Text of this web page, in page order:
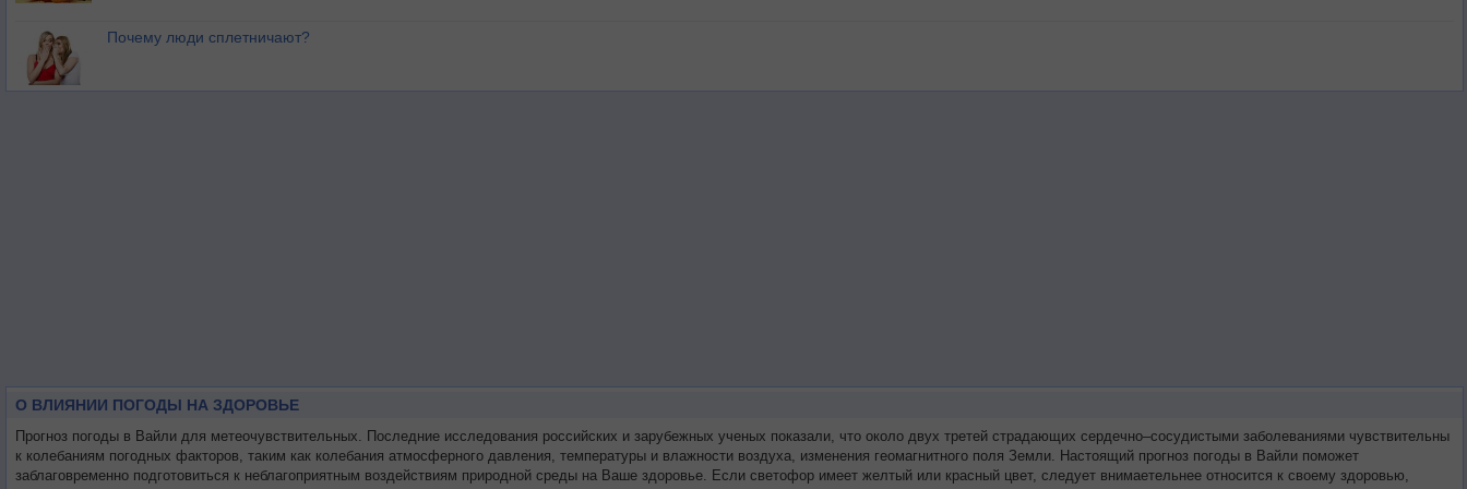
Почему люди сплетничают?
О ВЛИЯНИИ ПОГОДЫ НА ЗДОРОВЬЕ
Прогноз погоды в Вайли для метеочувствительных. Последние исследования российских и зарубежных ученых показали, что около двух третей страдающих сердечно–сосудистыми заболеваниями чувствительны
к колебаниям погодных факторов, таким как колебания атмосферного давления, температуры и влажности воздуха, изменения геомагнитного поля Земли. Настоящий прогноз погоды в Вайли поможет
заблаговременно подготовиться к неблагоприятным воздействиям природной среды на Ваше здоровье. Если светофор имеет желтый или красный цвет, следует внимаетельнее относится к своему здоровью,